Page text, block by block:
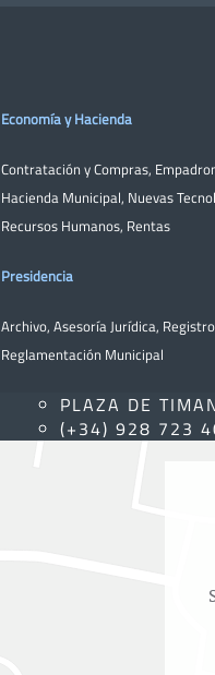
Economía y Hacienda
Contratación y Compras,
Hacienda Municipal, Nuevas
Recursos Humanos, Rentas
Presidencia
Archivo, Asesoría Jurídica,
Reglamentación Municipal
PLAZA DE
(+34) 928 723